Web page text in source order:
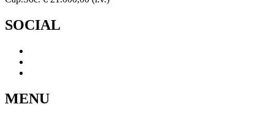
SOCIAL
MENU